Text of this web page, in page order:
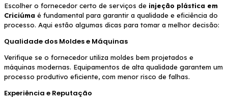
Escolher o fornecedor certo de serviços de injeção plástica em
Criciúma é fundamental para garantir a qualidade e eficiência do
processo. Aqui estão algumas dicas para tomar a melhor decisão:
Qualidade dos Moldes e Máquinas
Verifique se o fornecedor utiliza moldes bem projetados e
máquinas modernas. Equipamentos de alta qualidade garantem um
processo produtivo eficiente, com menor risco de falhas.
Experiência e Reputação